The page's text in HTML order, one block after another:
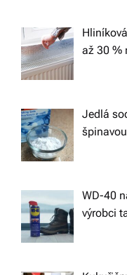
i
o
n
až 30 %
Jedlá
WD-40
výrobci